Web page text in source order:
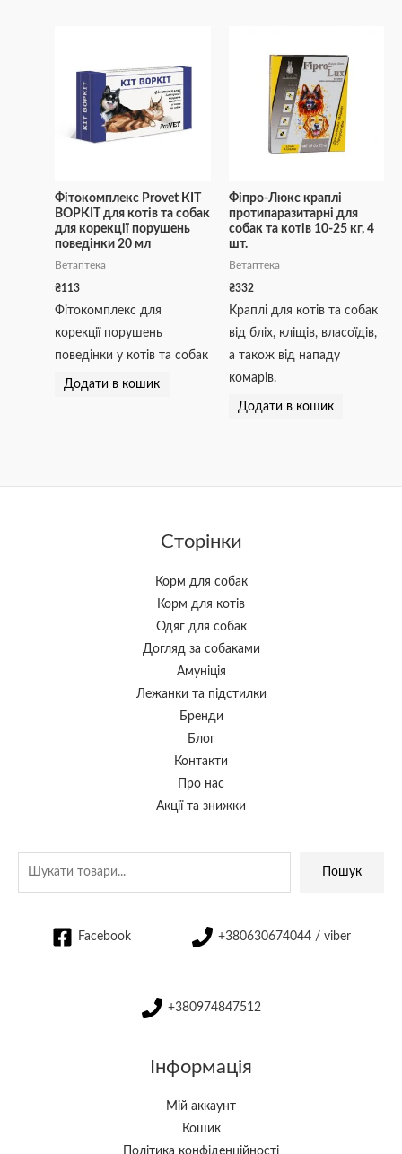
Фітокомплекс Provet КІТ
ВОРКІТ для котів та собак
для корекції порушень
поведінки 20 мл
Ветаптека
₴113
Фітокомплекс для
корекції порушень
поведінки у котів та собак
Додати в кошик
Фіпро-Люкс краплі
протипаразитарні для
собак та котів 10-25 кг, 4
шт.
Ветаптека
₴332
Краплі для котів та собак
від бліх, кліщів, власоїдів,
а також від нападу
комарів.
Додати в кошик
Сторінки
Корм для собак
Корм для котів
Одяг для собак
Догляд за собаками
Амуніція
Лежанки та підстилки
Бренди
Блог
Контакти
Про нас
Акції та знижки
Пошук
Facebook +380630674044 / viber
+380974847512
Інформація
Мій аккаунт
Кошик